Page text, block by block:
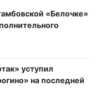
«Белочке»
уступил
на последней